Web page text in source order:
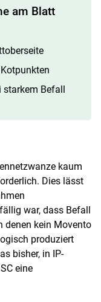
am Blatt
starkem Befall
kaum
Dies lässt
war, dass Befall
denen kein Movento
produziert
bisher, in IP-
eine